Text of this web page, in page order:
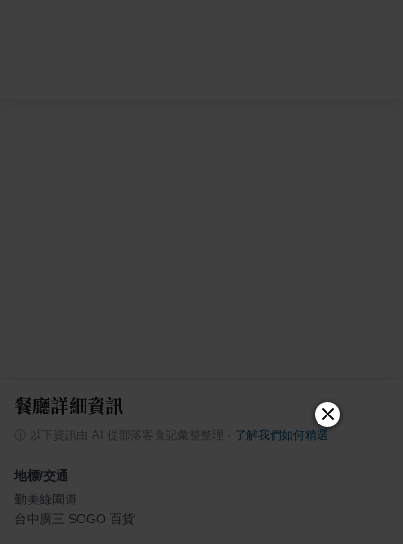
餐廳詳細資訊
以下資訊由 AI 從部落客食記彙整整理 了解我們如何精選
地標/交通
勤美綠園道
台中廣三 SOGO 百貨